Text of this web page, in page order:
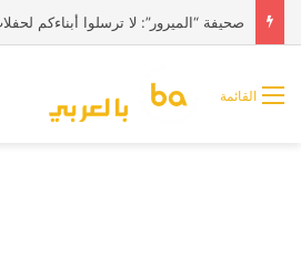
القائمة